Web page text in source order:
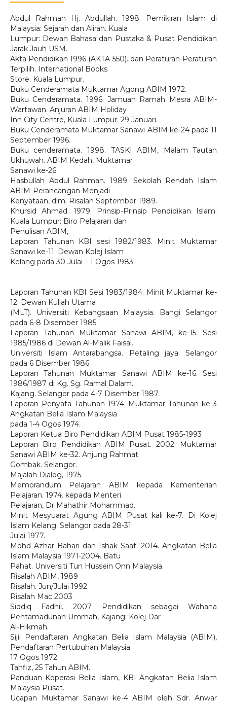
Abdul Rahman Hj. Abdullah. 1998. Pemikiran Islam di
Malaysia: Sejarah dan Aliran. Kuala
Lumpur: Dewan Bahasa dan Pustaka & Pusat Pendidikan
Jarak Jauh USM.
Akta Pendidikan 1996 (AKTA 550). dan Peraturan-Peraturan
Terpilih. International Books
Store. Kuala Lumpur.
Buku Cenderamata Muktamar Agong ABIM 1972.
Buku Cenderamata. 1996. Jamuan Ramah Mesra ABIM-
Wartawan. Anjuran ABIM Holiday
Inn City Centre, Kuala Lumpur. 29 Januari.
Buku Cenderamata Muktamar Sanawi ABIM ke-24 pada 11
September 1996.
Buku cenderamata. 1998. TASKI ABIM, Malam Tautan
Ukhuwah. ABIM Kedah, Muktamar
Sanawi ke-26.
Hasbullah Abdul Rahman. 1989. Sekolah Rendah Islam
ABIM-Perancangan Menjadi
Kenyataan, dlm. Risalah September 1989.
Khursid Ahmad. 1979. Prinsip-Prinsip Pendidikan Islam.
Kuala Lumpur: Biro Pelajaran dan
Penulisan ABIM,
Laporan Tahunan KBI sesi 1982/1983. Minit Muktamar
Sanawi ke-11. Dewan Kolej Islam
Kelang pada 30 Julai – 1 Ogos 1983.
Laporan Tahunan KBI Sesi 1983/1984. Minit Muktamar ke-
12. Dewan Kuliah Utama
(MLT). Universiti Kebangsaan Malaysia. Bangi Selangor
pada 6-8 Disember 1985
Laporan Tahunan Muktamar Sanawi ABIM, ke-15. Sesi
1985/1986 di Dewan Al-Malik Faisal.
Universiti Islam Antarabangsa. Petaling jaya. Selangor
pada 6 Disember 1986.
Laporan Tahunan Muktamar Sanawi ABIM ke-16. Sesi
1986/1987 di Kg. Sg. Ramal Dalam.
Kajang. Selangor pada 4-7 Disember 1987.
Laporan Penyata Tahunan 1974. Muktamar Tahunan ke-3
Angkatan Belia Islam Malaysia
pada 1-4 Ogos 1974.
Laporan Ketua Biro Pendidikan ABIM Pusat 1985-1993
Laporan Biro Pendidikan ABIM Pusat. 2002. Muktamar
Sanawi ABIM ke-32. Anjung Rahmat.
Gombak. Selangor.
Majalah Dialog, 1975.
Memorandum Pelajaran ABIM kepada Kementerian
Pelajaran. 1974. kepada Menteri
Pelajaran, Dr Mahathir Mohammad.
Minit Mesyuarat Agung ABIM Pusat kali ke-7. Di Kolej
Islam Kelang. Selangor pada 28-31
Julai 1977.
Mohd Azhar Bahari dan Ishak Saat. 2014. Angkatan Belia
Islam Malaysia 1971-2004. Batu
Pahat. Universiti Tun Hussein Onn Malaysia.
Risalah ABIM, 1989
Risalah. Jun/Julai 1992.
Risalah Mac 2003
Siddiq Fadhil. 2007. Pendidikan sebagai Wahana
Pentamadunan Ummah, Kajang: Kolej Dar
Al-Hikmah.
Sijil Pendaftaran Angkatan Belia Islam Malaysia (ABIM),
Pendaftaran Pertubuhan Malaysia.
17 Ogos 1972.
Tahfiz, 25 Tahun ABIM.
Panduan Koperasi Belia Islam, KBI Angkatan Belia Islam
Malaysia Pusat.
Ucapan Muktamar Sanawi ke-4 ABIM oleh Sdr. Anwar